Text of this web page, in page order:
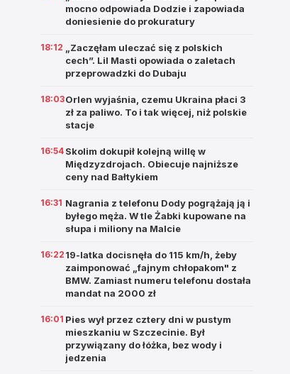
mocno odpowiada Dodzie i zapowiada
doniesienie do prokuratury
18:12
„Zaczęłam uleczać się z polskich
cech”. Lil Masti opowiada o zaletach
przeprowadzki do Dubaju
18:03Orlen wyjaśnia, czemu Ukraina płaci 3
zł za paliwo. To i tak więcej, niż polskie
stacje
16:54 Skolim dokupił kolejną willę w
Międzyzdrojach. Obiecuje najniższe
ceny nad Bałtykiem
16:31 Nagrania z telefonu Dody pogrążają ją i
byłego męża. W tle Żabki kupowane na
słupa i miliony na Malcie
16:22 19-latka docisnęła do 115 km/h, żeby
zaimponować „fajnym chłopakom" z
BMW. Zamiast numeru telefonu dostała
mandat na 2000 zł
16:01 Pies wył przez cztery dni w pustym
mieszkaniu w Szczecinie. Był
przywiązany do łóżka, bez wody i
jedzenia